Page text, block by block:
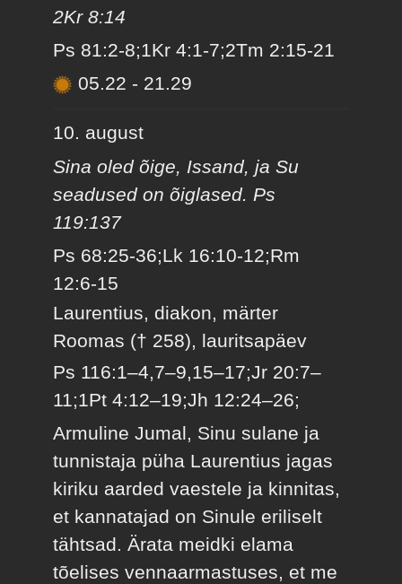
2Kr 8:14
Ps 81:2-8;1Kr 4:1-7;2Tm 2:15-21
05.22 - 21.29
10. august
Sina oled õige, Issand, ja Su
seadused on õiglased. Ps
119:137
Ps 68:25-36;Lk 16:10-12;Rm
12:6-15
Laurentius, diakon, märter
Roomas († 258), lauritsapäev
Ps 116:1–4,7–9,15–17;Jr 20:7–
11;1Pt 4:12–19;Jh 12:24–26;
Armuline Jumal, Sinu sulane ja
tunnistaja püha Laurentius jagas
kiriku aarded vaestele ja kinnitas,
et kannatajad on Sinule eriliselt
tähtsad. Ärata meidki elama
tõelises vennaarmastuses, et me